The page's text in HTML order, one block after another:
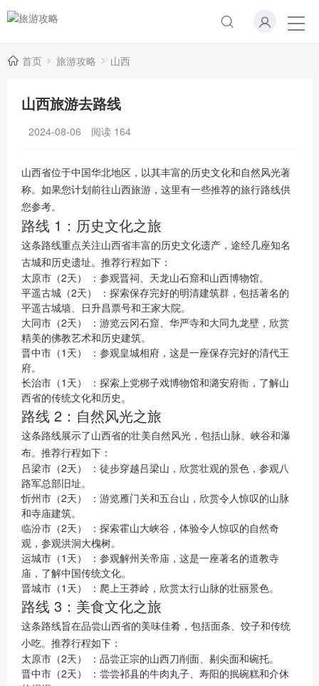
首页 旅游攻略 山西
山西旅游去路线
2024-08-06 阅读 164
山西省位于中国华北地区，以其丰富的历史文化和自然风光著
称。如果您计划前往山西旅游，这里有一些推荐的旅行路线供
您参考。
路线 1：历史文化之旅
这条路线重点关注山西省丰富的历史文化遗产，途经几座知名
古城和历史遗址。推荐行程如下：
太原市（2天）
：参观晋祠、天龙山石窟和山西博物馆。
平遥古城（2天）
：探索保存完好的明清建筑群，包括著名的
平遥古城墙、日升昌票号和王家大院。
大同市（2天）
：游览云冈石窟、华严寺和大同九龙壁，欣赏
精美的佛教艺术和历史建筑。
晋中市（1天）
：参观皇城相府，这是一座保存完好的清代王
府。
长治市（1天）
：探索上党梆子戏博物馆和潞安府衙，了解山
西省的传统文化和历史。
路线 2：自然风光之旅
这条路线展示了山西省的壮美自然风光，包括山脉、峡谷和瀑
布。推荐行程如下：
吕梁市（2天）
：徒步穿越吕梁山，欣赏壮观的景色，参观八
路军总部旧址。
忻州市（2天）
：游览雁门关和五台山，欣赏令人惊叹的山脉
和寺庙建筑。
临汾市（2天）
：探索霍山大峡谷，体验令人惊叹的自然奇
观，参观洪洞大槐树。
运城市（1天）
：参观解州关帝庙，这是一座著名的道教寺
庙，了解中国传统文化。
晋城市（1天）
：爬上王莽岭，欣赏太行山脉的壮丽景色。
路线 3：美食文化之旅
这条路线旨在品尝山西省的美味佳肴，包括面条、饺子和传统
小吃。推荐行程如下：
太原市（2天）
：品尝正宗的山西刀削面、剔尖面和碗托。
晋中市（2天）
：尝尝祁县的牛肉丸子、寿阳的抿碗糕和介休